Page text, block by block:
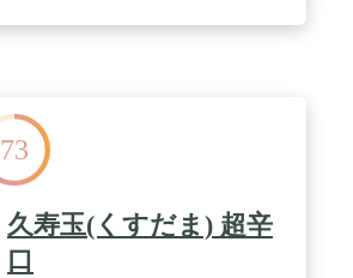
73
久寿玉(くすだま) 超辛
口